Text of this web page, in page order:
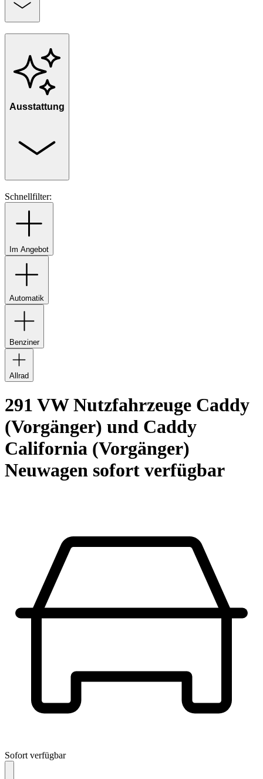
Ausstattung
Schnellfilter:
Im Angebot
Automatik
Benziner
Allrad
291 VW Nutzfahrzeuge Caddy
(Vorgänger) und Caddy
California (Vorgänger)
Neuwagen sofort verfügbar
Sofort verfügbar